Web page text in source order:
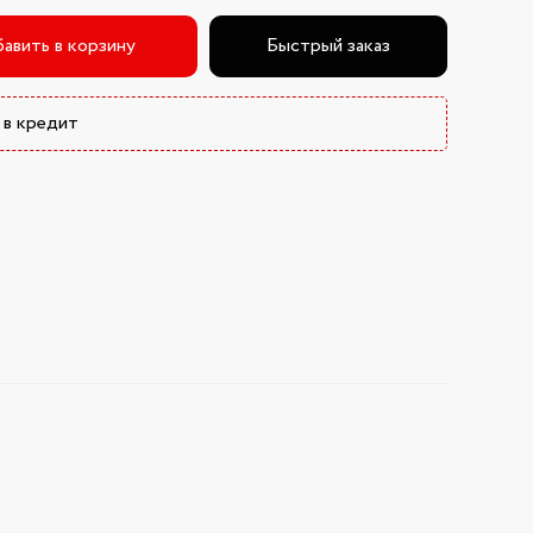
в корзину Быстрый заказ
кредит